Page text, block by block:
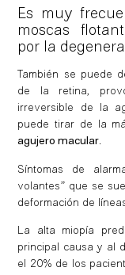
Es muy
moscas
por la
También se puede
de la retina,
irreversible de la
puede tirar de la
agujero macular.
Síntomas de
volantes” que se
deformación de
La alta miopía
principal causa y al
el 20% de los